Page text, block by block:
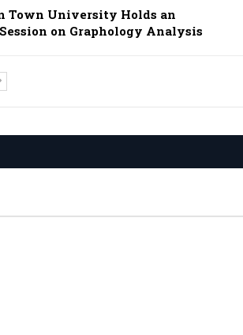
Town University Holds an
on Graphology Analysis